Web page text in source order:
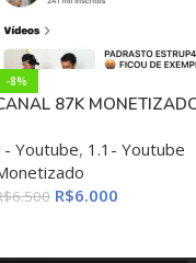
-8%
87K
Youtube, 1.1- Youtube
6.500 R$6.000